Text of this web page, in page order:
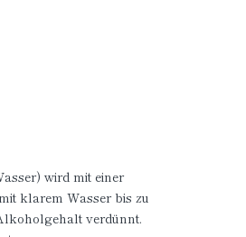
wird mit einer
klarem Wasser bis zu
verdünnt.